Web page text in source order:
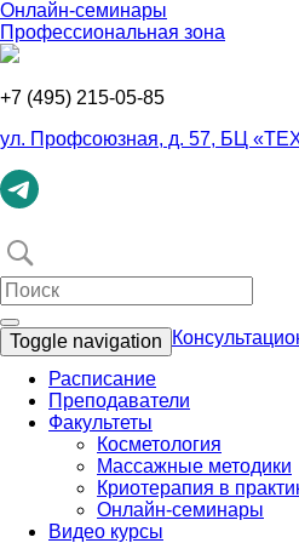
Онлайн-семинары
Профеcсиональная зона
+7 (495) 215-05-85
ул. Профсоюзная, д. 57, БЦ
Toggle navigation
Расписание
Преподаватели
Факультеты
Косметология
Массажные методики
Криотерапия в
Онлайн-семинары
Видео курсы